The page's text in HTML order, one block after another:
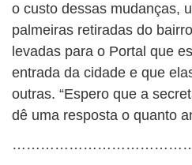
o custo dessas mudanças,
palmeiras retiradas do
levadas para o Portal que
entrada da cidade e que
outras. “Espero que a
dê uma resposta o quanto